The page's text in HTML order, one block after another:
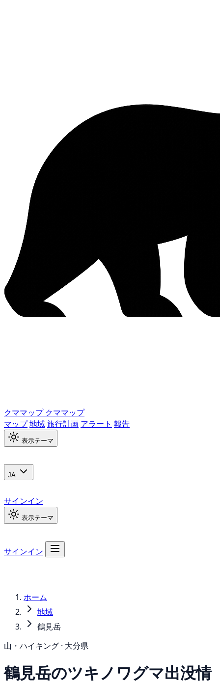
クママップ クママップ
マップ地域旅行計画 アラート 報告
表示テーマ
JA
サインイン
表示テーマ
サインイン
ホーム
地域
鶴見岳
山・ハイキング · 大分県
鶴見岳のツキノワグマ出没情